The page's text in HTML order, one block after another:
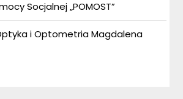
Socjalnej „POMOST”
i Optometria Magdalena